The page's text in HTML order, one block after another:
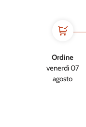
Ordine
venerdì 07
agosto